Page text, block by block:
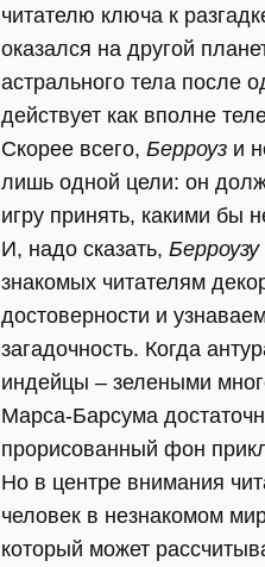
читателю ключа к
оказался на другой
астрального тела после
действует как вполне
Скорее всего, Берроуз и
лишь одной цели: он
игру принять, какими бы
И, надо сказать, Берроузу
знакомых читателям
достоверности и
загадочность. Когда
индейцы – зелеными
Марса-Барсума
прорисованный фон
Но в центре внимания
человек в незнакомом
который может